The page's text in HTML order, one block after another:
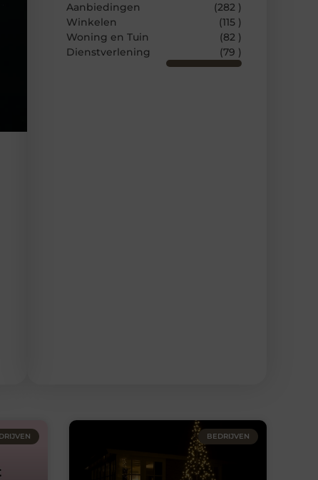
Aanbiedingen
(282 )
Winkelen
(115 )
Woning en Tuin
(82 )
Dienstverlening
(79 )
BEDRIJVEN